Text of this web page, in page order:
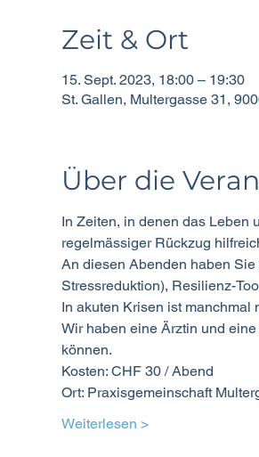
Zeit & Ort
15. Sept. 2023, 18:00 – 19:30
St. Gallen, Multergasse 31,
Über die
In Zeiten, in denen das Leben
regelmässiger Rückzug
An diesen Abenden haben
Stressreduktion), Resilienz-
In akuten Krisen ist
Wir haben eine Ärztin und
können.
Kosten: CHF 30 / Abend
Ort: Praxisgemeinschaft
Weiterlesen >